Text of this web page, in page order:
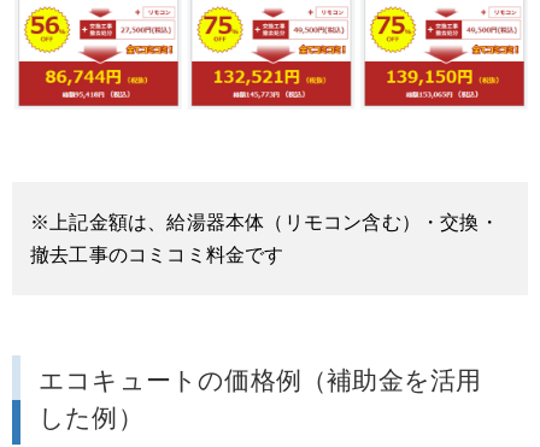
※上記金額は、給湯器本体（リモコン含む）・交換・
撤去工事のコミコミ料金です
エコキュートの価格例（補助金を活用
した例）